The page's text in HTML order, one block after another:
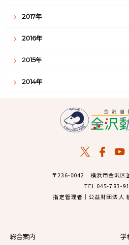
2017年
2016年
2015年
2014年
〒236-0042 横浜市金沢区
TEL 045-783-
指定管理者｜公益財団法人
総合案内
学